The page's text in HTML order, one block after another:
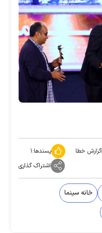
گزارش خطا پسندها:۱
اشتراک گذاری
خانه سینما